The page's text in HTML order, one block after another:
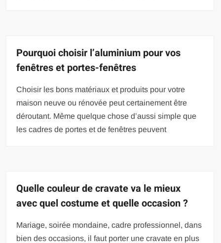
Pourquoi choisir l’aluminium pour vos
fenêtres et portes-fenêtres
Choisir les bons matériaux et produits pour votre
maison neuve ou rénovée peut certainement être
déroutant. Même quelque chose d’aussi simple que
les cadres de portes et de fenêtres peuvent
Quelle couleur de cravate va le mieux
avec quel costume et quelle occasion ?
Mariage, soirée mondaine, cadre professionnel, dans
bien des occasions, il faut porter une cravate en plus